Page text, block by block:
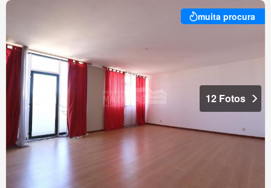
muita procura
12 Fotos